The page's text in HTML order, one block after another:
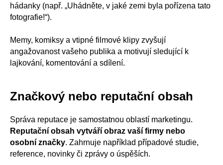
hádanky (např. „Uhádněte, v jaké zemi byla pořízena tato
fotografie!“).
Memy, komiksy a vtipné filmové klipy zvyšují
angažovanost vašeho publika a motivují sledující k
lajkování, komentování a sdílení.
Značkový nebo reputační obsah
Správa reputace je samostatnou oblastí marketingu.
Reputační obsah vytváří obraz vaší firmy nebo
osobní značky. Zahrnuje například případové studie,
reference, novinky či zprávy o úspěších.